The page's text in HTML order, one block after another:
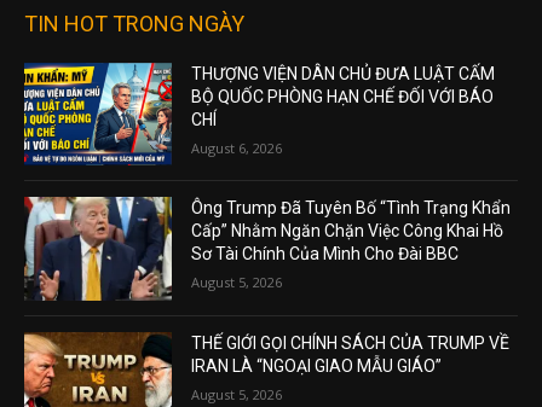
TIN HOT TRONG NGÀY
THƯỢNG VIỆN DÂN CHỦ ĐƯA LUẬT CẤM
BỘ QUỐC PHÒNG HẠN CHẾ ĐỐI VỚI BÁO
CHÍ
August 6, 2026
Ông Trump Đã Tuyên Bố “Tình Trạng Khẩn
Cấp” Nhằm Ngăn Chặn Việc Công Khai Hồ
Sơ Tài Chính Của Mình Cho Đài BBC
August 5, 2026
THẾ GIỚI GỌI CHÍNH SÁCH CỦA TRUMP VỀ
IRAN LÀ “NGOẠI GIAO MẪU GIÁO”
August 5, 2026